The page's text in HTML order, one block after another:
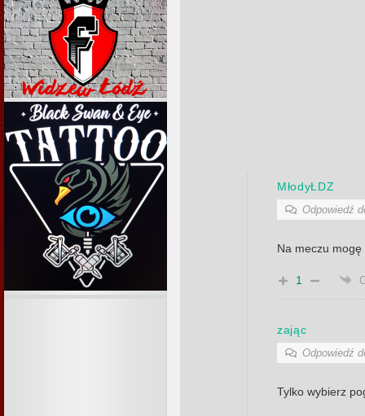
MłodyŁDZ
Odpowiedź
Na meczu
1
zając
Odpowiedź
Tylko wybierz